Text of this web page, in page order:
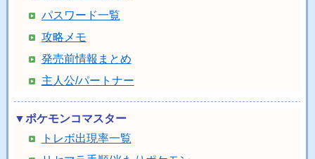
パスワード一覧
攻略メモ
発売前情報まとめ
主人公/パートナー
▼ポケモンコマスター
トレボ出現率一覧